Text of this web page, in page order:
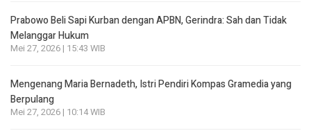
Prabowo Beli Sapi Kurban dengan APBN, Gerindra: Sah dan Tidak
Melanggar Hukum
Mei 27, 2026 | 15:43 WIB
Mengenang Maria Bernadeth, Istri Pendiri Kompas Gramedia yang
Berpulang
Mei 27, 2026 | 10:14 WIB